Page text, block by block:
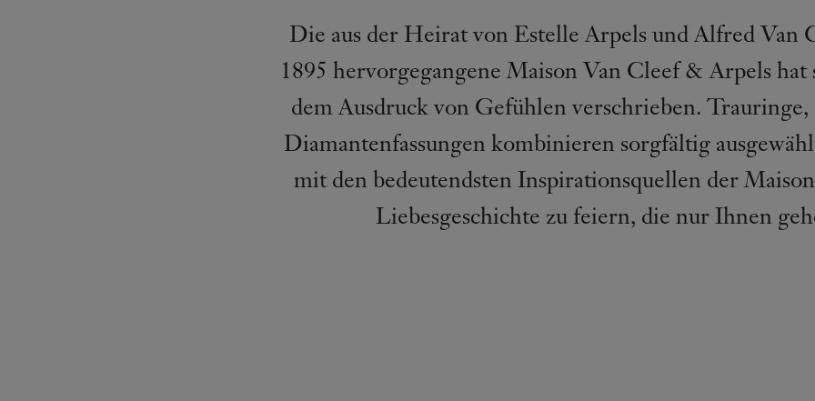
Die aus der Heirat von Estelle Arpels und Alfred Van
1895 hervorgegangene Maison Van Cleef & Arpels hat
dem Ausdruck von Gefühlen verschrieben.
Diamantenfassungen kombinieren sorgfältig
mit den bedeutendsten Inspirationsquellen der
Liebesgeschichte zu feiern, die nur Ihnen